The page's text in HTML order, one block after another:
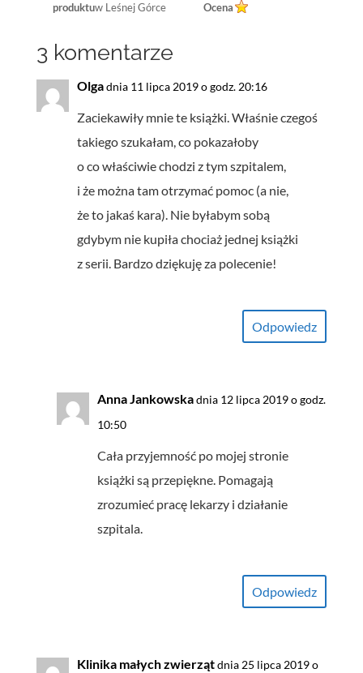
produktuw Leśnej Górce
Ocena
3 komentarze
Olgadnia 11 lipca 2019 o godz. 20:16
Zaciekawiły mnie te książki. Właśnie czegoś
takiego szukałam, co pokazałoby
o co właściwie chodzi z tym szpitalem,
i że można tam otrzymać pomoc (a nie,
że to jakaś kara). Nie byłabym sobą
gdybym nie kupiła chociaż jednej książki
z serii. Bardzo dziękuję za polecenie!
Odpowiedz
Anna Jankowskadnia 12 lipca 2019 o godz.
10:50
Cała przyjemność po mojej stronie
książki są przepiękne. Pomagają
zrozumieć pracę lekarzy i działanie
szpitala.
Odpowiedz
Klinika małych zwierzątdnia 25 lipca 2019 o